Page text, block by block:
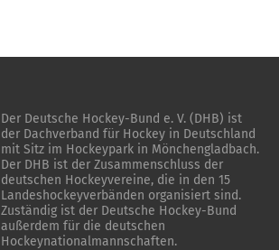
Der Deutsche Hockey-Bund e. V. (DHB) ist
der Dachverband für Hockey in Deutschland
mit Sitz im Hockeypark in Mönchengladbach.
Der DHB ist der Zusammenschluss der
deutschen Hockeyvereine, die in den 15
Landeshockeyverbänden organisiert sind.
Zuständig ist der Deutsche Hockey-Bund
außerdem für die deutschen
Hockeynationalmannschaften.